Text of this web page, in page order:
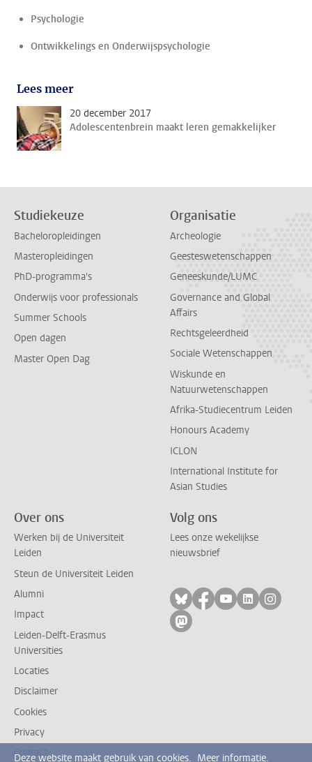
Psychologie
Ontwikkelings en Onderwijspsychologie
Lees meer
20 december 2017
Adolescentenbrein maakt leren gemakkelijker
Studiekeuze
Bacheloropleidingen
Masteropleidingen
PhD-programma's
Onderwijs voor professionals
Summer Schools
Open dagen
Master Open Dag
Organisatie
Archeologie
Geesteswetenschappen
Geneeskunde/LUMC
Governance and Global
Affairs
Rechtsgeleerdheid
Sociale Wetenschappen
Wiskunde en
Natuurwetenschappen
Afrika-Studiecentrum Leiden
Honours Academy
ICLON
International Institute for
Asian Studies
Over ons
Werken bij de Universiteit
Leiden
Steun de Universiteit Leiden
Alumni
Impact
Leiden-Delft-Erasmus
Universities
Locaties
Disclaimer
Cookies
Privacy
Contact
Volg ons
Lees onze wekelijkse
nieuwsbrief
Volg ons op bluesky
Volg ons op
Volg ons op
Volg ons
Volg
Volg ons op mastodon
Deze website maakt gebruik van cookies. Meer informatie.